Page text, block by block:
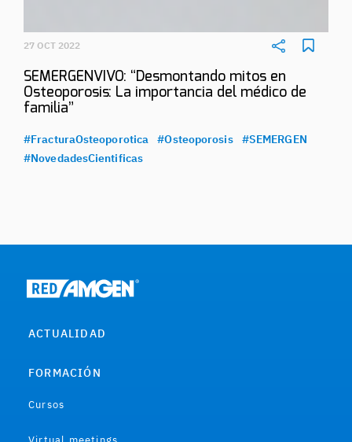
27 OCT 2022
SEMERGENVIVO: “Desmontando mitos en
Osteoporosis: La importancia del médico de
familia”
#FracturaOsteoporotica #Osteoporosis
#SEMERGEN
#NovedadesCientificas
ACTUALIDAD
FORMACIÓN
Cursos